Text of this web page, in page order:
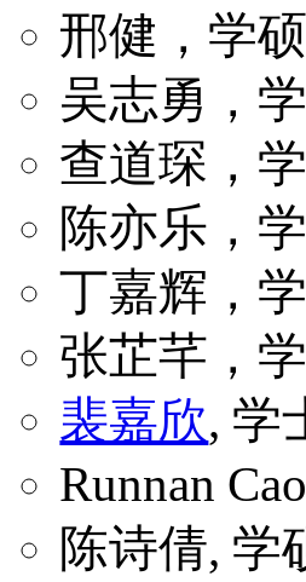
邢健，学
吴志勇，
查道琛，
陈亦乐，
丁嘉辉，
张芷芊，
裴嘉欣, 学
Runnan
陈诗倩, 学